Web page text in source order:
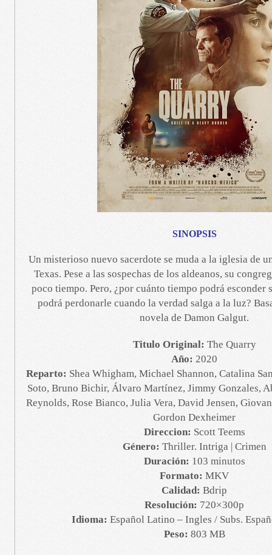
SINOPSIS
Un misterioso nuevo sacerdote se muda a la iglesia de
Texas. Pese a las sospechas de los aldeanos, su
poco tiempo. Pero, ¿por cuánto tiempo podrá esconder
podrá perdonarle cuando la verdad salga a la luz?
novela de Damon Galgut.
Titulo Original: The Quarry
Año: 2020
Reparto: Shea Whigham, Michael Shannon, Catalina
Soto, Bruno Bichir, Álvaro Martínez, Jimmy Gonzales,
Reynolds, Rose Bianco, Julia Vera, David Jensen,
Gordon Dexheimer
Direccion: Scott Teems
Género: Thriller. Intriga | Crimen
Duración: 103 minutos
Formato: MKV
Calidad: Bdrip
Resolución: 720×300p
Idioma: Español Latino – Ingles / Subs.
Peso: 803 MB